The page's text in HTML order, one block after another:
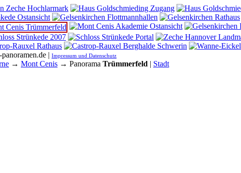
| Impressum und Datenschutz
→ Mont Cenis → Panorama Trümmerfeld | Stadt